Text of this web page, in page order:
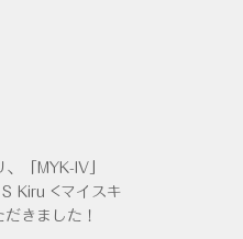
「MYK-IV」
Kiru <マイスキ
きました！